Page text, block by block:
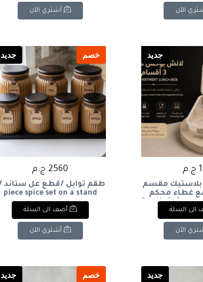
الآن أشتري الآن
جديد
مقسم
مع غطاء محكم
Plastic 3-
Box with
الى السلة
الآن
خصم جديد
2560 ج.م
piece spice set on a stand
أضف الى السلة
أشتري الآن
جديد خصم جديد